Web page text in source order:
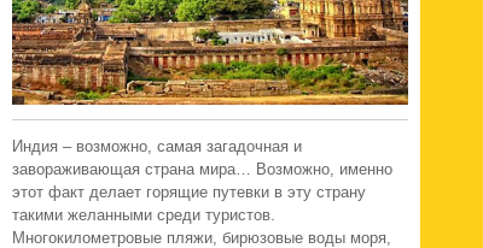
Индия – возможно, самая загадочная и
завораживающая страна мира… Возможно, именно
этот факт делает горящие путевки в эту страну
такими желанными среди туристов.
Многокилометровые пляжи, бирюзовые воды моря,